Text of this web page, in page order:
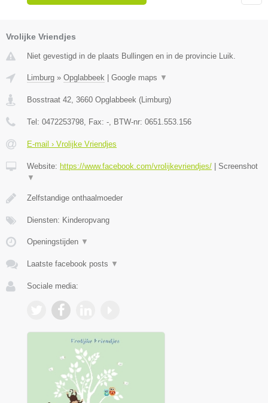
Vrolijke Vriendjes
Niet gevestigd in de plaats Bullingen en in de provincie Luik.
Limburg » Opglabbeek Google maps ▼
Bosstraat 42 3660 Opglabbeek ( Limburg)
Tel: 0472253798 , Fax: - , BTW-nr: 0651.553.156
E-mail › Vrolijke Vriendjes
Website: https://www.facebook.com/vrolijkevriendjes/
Screenshot
▼
Zelfstandige onthaalmoeder
Diensten: Kinderopvang
Openingstijden ▼
Laatste facebook posts ▼
Sociale media: